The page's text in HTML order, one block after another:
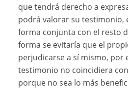
que tendrá derecho a
podrá valorar su testimonio,
forma conjunta con el resto
forma se evitaría que el
perjudicarse a sí mismo, por
testimonio no coincidiera
porque no sea lo más